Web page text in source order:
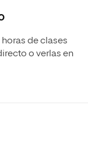
de clases
o verlas en